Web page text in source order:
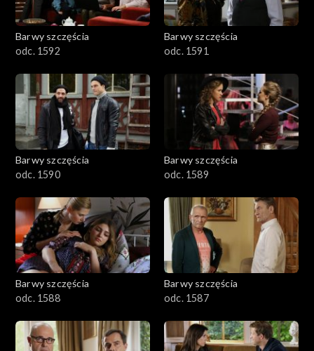
1701–1800
1601–1700
1501–1600
1401–1500
1301–1400
1101–1200
1001–1100
901–1000
801–900
Barwy szczęścia
odc. 1592
Barwy szczęścia
odc. 1591
Barwy szczęścia
odc. 1590
Barwy szczęścia
odc. 1589
Barwy szczęścia
odc. 1588
Barwy szczęścia
odc. 1587